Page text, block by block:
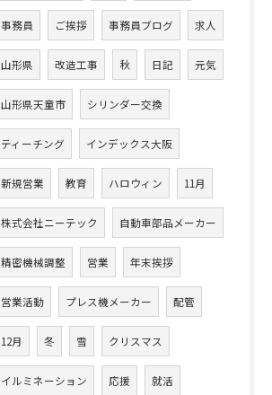
事務員 ご挨拶 事務員ブログ 求人
山形県 改造工事 秋 日記 元気
山形県天童市 シリンダー交換
ティーチング インデックス大阪
新規営業 教育 ハロウィン 11月
株式会社ニーテック 自動車部品メーカー
精密機械調整 営業 年末挨拶
営業活動 プレス機メーカー 配管
12月 冬 雪 クリスマス
イルミネーション 応援 就活